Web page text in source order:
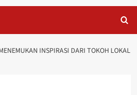
INSPIRASI DARI TOKOH LOKAL